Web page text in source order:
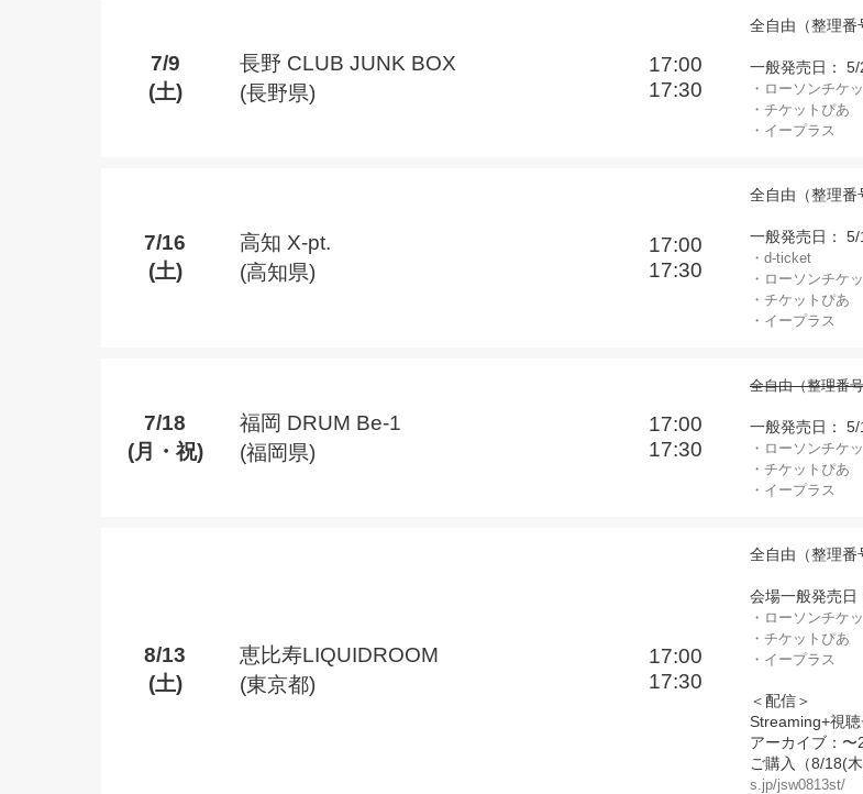
7/9
(土)
長野 CLUB JUNK BOX
(長野県)
17:00
17:30
全自由（整理番
一般発売日：
・ローソンチケ
・チケットぴあ
・イープラス
7/16
(土)
高知 X-pt.
(高知県)
17:00
17:30
全自由（整理番
一般発売日：
・d-ticket
・ローソンチケ
・チケットぴあ
・イープラス
7/18
(月・祝)
福岡 DRUM Be-1
(福岡県)
17:00
17:30
全自由（整理番
一般発売日：
・ローソンチケ
・チケットぴあ
・イープラス
8/13
(土)
恵比寿LIQUIDROOM
(東京都)
17:00
17:30
全自由（整理番
会場一般発売日
・ローソンチケ
・チケットぴあ
・イープラス
＜配信＞
Streaming+視
アーカイブ：
ご購入（8/18(
s.jp/jsw0813st/